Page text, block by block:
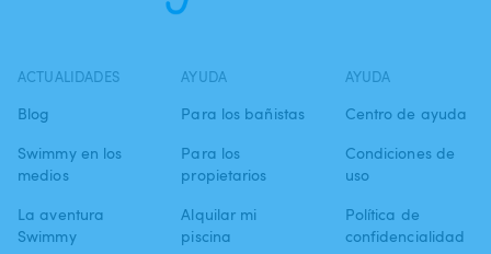
ACTUALIDADES
Blog
Swimmy en los
medios
La aventura
Swimmy
AYUDA
Para los bañistas
Para los
propietarios
Alquilar mi
piscina
AYUDA
Centro de ayuda
Condiciones de
uso
Política de
confidencialidad